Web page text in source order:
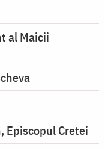
al Maicii
Cretei